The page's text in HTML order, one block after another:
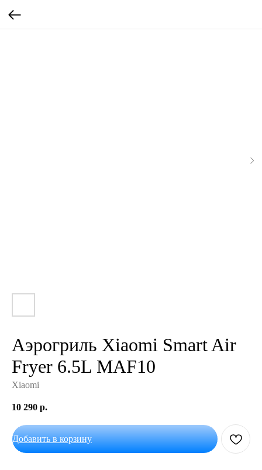
Аэрогриль Xiaomi Smart Air
Fryer 6.5L MAF10
Xiaomi
10 290 р.
Добавить в корзину